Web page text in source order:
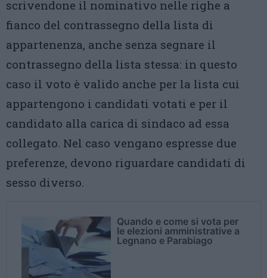
scrivendone il nominativo nelle righe a
fianco del contrassegno della lista di
appartenenza, anche senza segnare il
contrassegno della lista stessa: in questo
caso il voto è valido anche per la lista cui
appartengono i candidati votati e per il
candidato alla carica di sindaco ad essa
collegato. Nel caso vengano espresse due
preferenze, devono riguardare candidati di
sesso diverso.